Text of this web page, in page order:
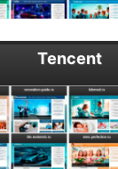
Tencent